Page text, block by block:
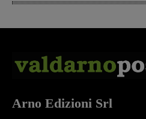
Arno Edizioni Srl